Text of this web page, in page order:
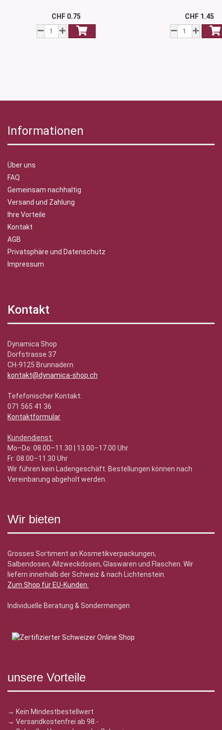
CHF 0.75 CHF 1.45
Informationen
Über uns
FAQ
Gemeinsam nachhaltig
Versand und Zahlung
Ihre Vorteile
Kontakt
AGB
Privatsphäre und Datenschutz
Impressum
Kontakt
Dynamica Shop
Dorfstrasse 37
CH-9125 Brunnadern
kontakt@dynamica-shop.ch
Tefefonischer Kontakt:
071 565 41 36
Kontaktformular
Kundendienst:
Mo–Do: 08.00–11.30 | 13.00–17.00 Uhr
Fr: 08.00–11.30 Uhr
Wir führen kein Ladengeschäft. Bestellungen können nach
Vereinbarung abgeholt werden.
Wir bieten
Grosses Sortiment an Kosmetikverpackungen,
Salbendosen, Allzweckdosen, Glaswaren und Flaschen. Wir
liefern innerhalb der Schweiz & nach Lichtenstein.
Zum Shop für EU-Kunden.
Individuelle Beratung & Sondermengen
unsere Vorteile
→ Kein Mindestbestellwert
→ Versandkostenfrei ab 98.-